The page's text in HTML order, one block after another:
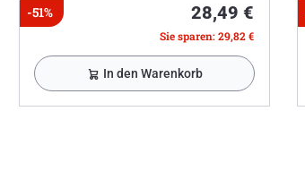
-51% 28,49 €
Sie sparen: 29,82 €
In den Warenkorb